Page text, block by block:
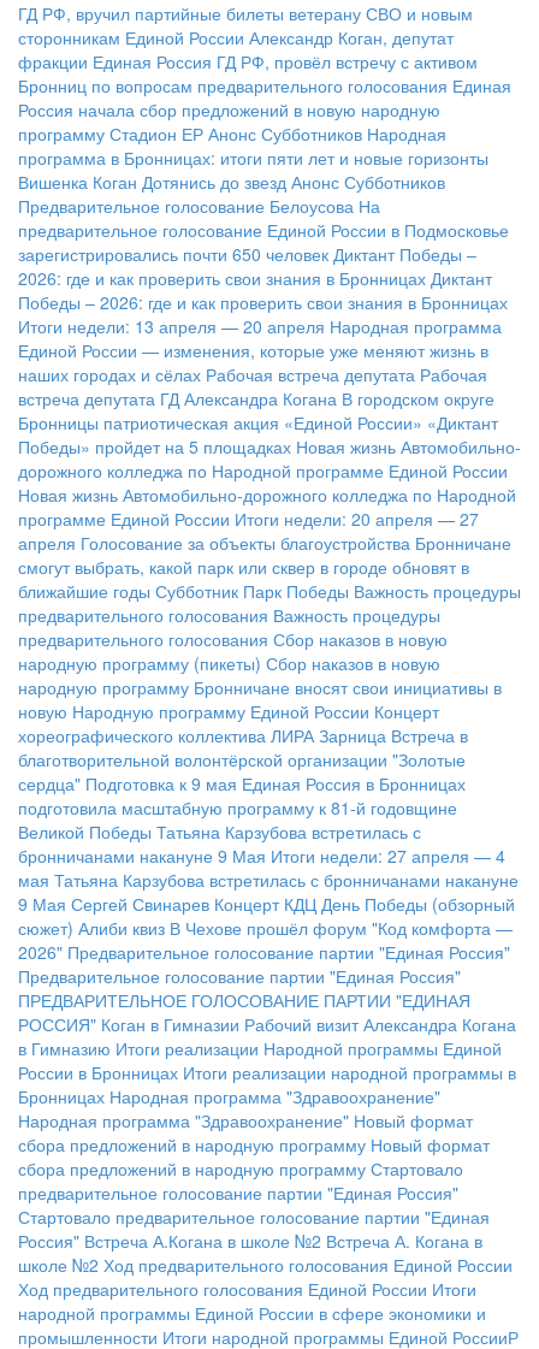
ГД РФ, вручил партийные билеты ветерану СВО и новым
сторонникам Единой России Александр Коган, депутат
фракции Единая Россия ГД РФ, провёл встречу с активом
Бронниц по вопросам предварительного голосования Единая
Россия начала сбор предложений в новую народную
программу Стадион ЕР Анонс Субботников Народная
программа в Бронницах: итоги пяти лет и новые горизонты
Вишенка Коган Дотянись до звезд Анонс Субботников
Предварительное голосование Белоусова На
предварительное голосование Единой России в Подмосковье
зарегистрировались почти 650 человек Диктант Победы –
2026: где и как проверить свои знания в Бронницах Диктант
Победы – 2026: где и как проверить свои знания в Бронницах
Итоги недели: 13 апреля — 20 апреля Народная программа
Единой России — изменения, которые уже меняют жизнь в
наших городах и сёлах Рабочая встреча депутата Рабочая
встреча депутата ГД Александра Когана В городском округе
Бронницы патриотическая акция «Единой России» «Диктант
Победы» пройдет на 5 площадках Новая жизнь Автомобильно-
дорожного колледжа по Народной программе Единой России
Новая жизнь Автомобильно-дорожного колледжа по Народной
программе Единой России Итоги недели: 20 апреля — 27
апреля Голосование за объекты благоустройства Бронничане
смогут выбрать, какой парк или сквер в городе обновят в
ближайшие годы Субботник Парк Победы Важность процедуры
предварительного голосования Важность процедуры
предварительного голосования Сбор наказов в новую
народную программу (пикеты) Сбор наказов в новую
народную программу Бронничане вносят свои инициативы в
новую Народную программу Единой России Концерт
хореографического коллектива ЛИРА Зарница Встреча в
благотворительной волонтёрской организации "Золотые
сердца" Подготовка к 9 мая Единая Россия в Бронницах
подготовила масштабную программу к 81-й годовщине
Великой Победы Татьяна Карзубова встретилась с
бронничанами накануне 9 Мая Итоги недели: 27 апреля — 4
мая Татьяна Карзубова встретилась с бронничанами накануне
9 Мая Сергей Свинарев Концерт КДЦ День Победы (обзорный
сюжет) Алиби квиз В Чехове прошёл форум "Код комфорта —
2026" Предварительное голосование партии "Единая Россия"
Предварительное голосование партии "Единая Россия"
ПРЕДВАРИТЕЛЬНОЕ ГОЛОСОВАНИЕ ПАРТИИ "ЕДИНАЯ
РОССИЯ" Коган в Гимназии Рабочий визит Александра Когана
в Гимназию Итоги реализации Народной программы Единой
России в Бронницах Итоги реализации народной программы в
Бронницах Народная программа "Здравоохранение"
Народная программа "Здравоохранение" Новый формат
сбора предложений в народную программу Новый формат
сбора предложений в народную программу Стартовало
предварительное голосование партии "Единая Россия"
Стартовало предварительное голосование партии "Единая
Россия" Встреча А.Когана в школе №2 Встреча А. Когана в
школе №2 Ход предварительного голосования Единой России
Ход предварительного голосования Единой России Итоги
народной программы Единой России в сфере экономики и
промышленности Итоги народной программы Единой РоссииР